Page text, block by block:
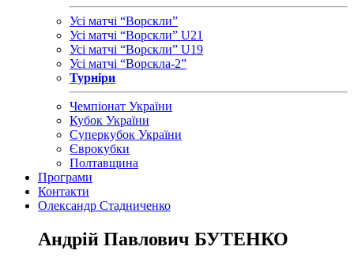
Усі матчі “Ворскли”
Усі матчі “Ворскли” U21
Усі матчі “Ворскли” U19
Усі матчі “Ворскла-2”
Турніри
Чемпіонат України
Кубок України
Суперкубок України
Єврокубки
Полтавщина
Програми
Контакти
Олександр Стадниченко
Андрій Павлович БУТЕНКО